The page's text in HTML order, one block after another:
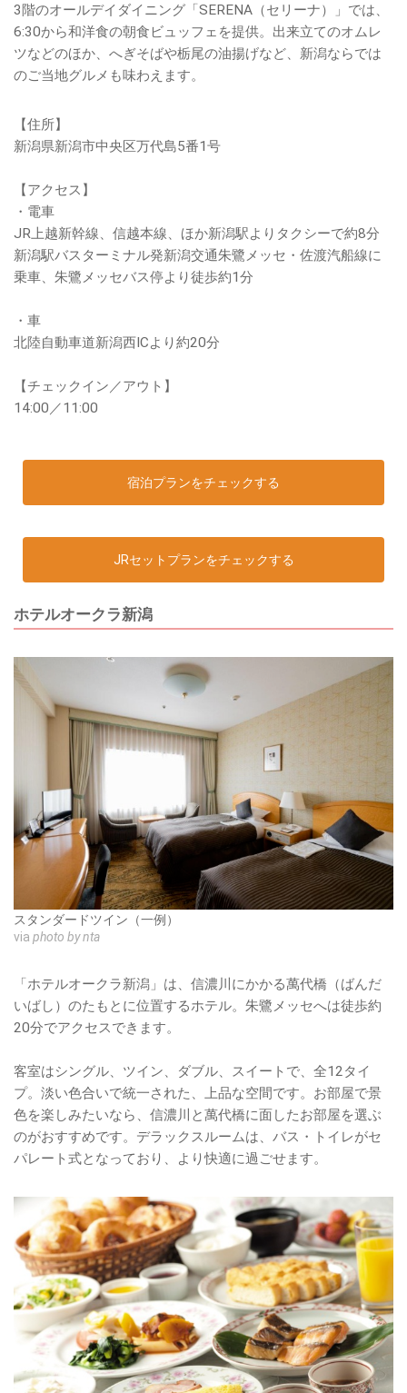
3階のオールデイダイニング「SERENA（セリーナ）」では、
6:30から和洋食の朝食ビュッフェを提供。出来立てのオムレ
ツなどのほか、へぎそばや栃尾の油揚げなど、新潟ならでは
のご当地グルメも味わえます。
【住所】
新潟県新潟市中央区万代島5番1号
【アクセス】
・電車
JR上越新幹線、信越本線、ほか新潟駅よりタクシーで約8分
新潟駅バスターミナル発新潟交通朱鷺メッセ・佐渡汽船線に
乗車、朱鷺メッセバス停より徒歩約1分
・車
北陸自動車道新潟西ICより約20分
【チェックイン／アウト】
14:00／11:00
宿泊プランをチェックする
JRセットプランをチェックする
ホテルオークラ新潟
スタンダードツイン（一例）
via photo by nta
「ホテルオークラ新潟」は、信濃川にかかる萬代橋（ばんだ
いばし）のたもとに位置するホテル。朱鷺メッセへは徒歩約
20分でアクセスできます。
客室はシングル、ツイン、ダブル、スイートで、全12タイ
プ。淡い色合いで統一された、上品な空間です。お部屋で景
色を楽しみたいなら、信濃川と萬代橋に面したお部屋を選ぶ
のがおすすめです。デラックスルームは、バス・トイレがセ
パレート式となっており、より快適に過ごせます。